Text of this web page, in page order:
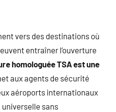
vers des destinations où
entraîner l’ouverture
homologuée TSA est une
aux agents de sécurité
aéroports internationaux
universelle sans